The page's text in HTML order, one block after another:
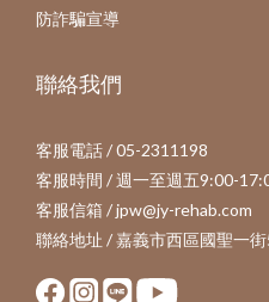
防詐騙宣導
聯絡我們
客服電話 / 05-2311198
客服時間 / 週一至週五9:00-
客服信箱 / jpw@jy-rehab.com
聯絡地址 / 嘉義市西區國聖一